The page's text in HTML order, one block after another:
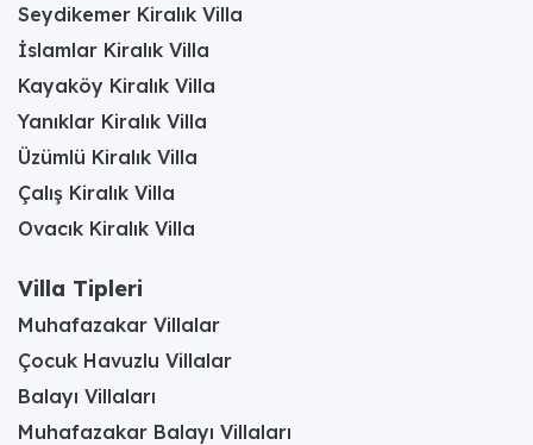
Seydikemer Kiralık Villa
İslamlar Kiralık Villa
Kayaköy Kiralık Villa
Yanıklar Kiralık Villa
Üzümlü Kiralık Villa
Çalış Kiralık Villa
Ovacık Kiralık Villa
Villa Tipleri
Muhafazakar Villalar
Çocuk Havuzlu Villalar
Balayı Villaları
Muhafazakar Balayı Villaları